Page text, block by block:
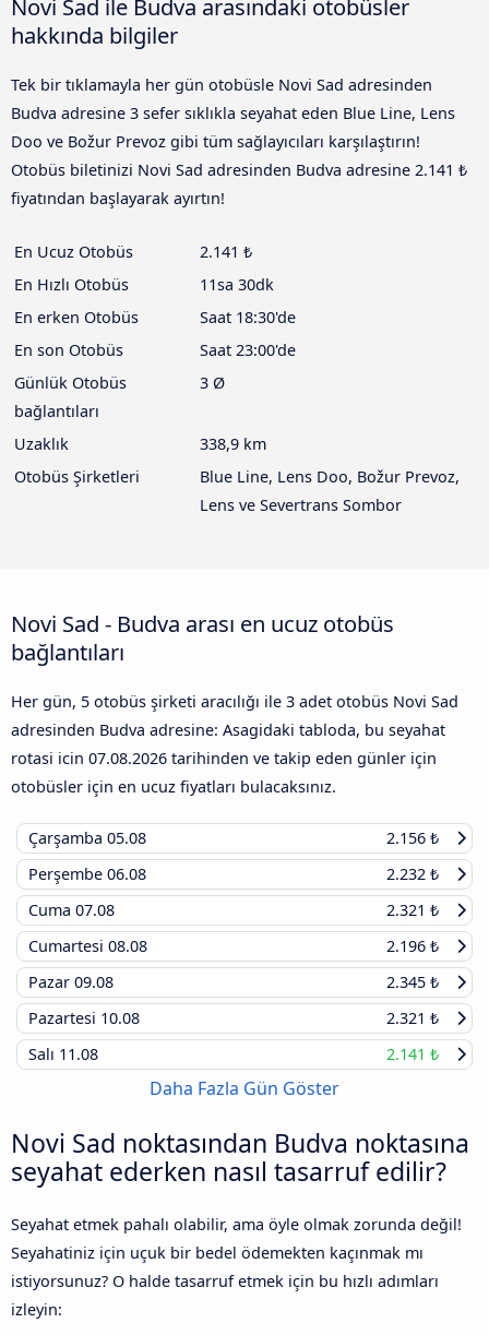
hakkında bilgiler
Tek bir tıklamayla her gün otobüsle Novi Sad adresinden
Budva adresine 3 sefer sıklıkla seyahat eden Blue Line, Lens
Doo ve Božur Prevoz gibi tüm sağlayıcıları karşılaştırın!
Otobüs biletinizi Novi Sad adresinden Budva adresine 2.141 ₺
fiyatından başlayarak ayırtın!
En Ucuz Otobüs
2.141 ₺
En Hızlı Otobüs
11sa 30dk
En erken Otobüs
Saat 18:30'de
En son Otobüs
Saat 23:00'de
Günlük Otobüs
bağlantıları
3 Ø
Uzaklık
338,9 km
Otobüs Şirketleri
Blue Line, Lens Doo, Božur Prevoz,
Lens ve Severtrans Sombor
Novi Sad - Budva arası en ucuz otobüs
bağlantıları
Her gün, 5 otobüs şirketi aracılığı ile 3 adet otobüs Novi Sad
adresinden Budva adresine: Asagidaki tabloda, bu seyahat
rotasi icin 07.08.2026 tarihinden ve takip eden günler için
otobüsler için en ucuz fiyatları bulacaksınız.
Çarşamba 05.08
2.156 ₺
Perşembe 06.08
2.232 ₺
Cuma 07.08
2.321 ₺
Cumartesi 08.08
2.196 ₺
Pazar 09.08
2.345 ₺
Pazartesi 10.08
2.321 ₺
Salı 11.08 2.141 ₺
Daha Fazla Gün Göster
Novi Sad noktasından Budva noktasına
seyahat ederken nasıl tasarruf edilir?
Seyahat etmek pahalı olabilir, ama öyle olmak zorunda değil!
Seyahatiniz için uçuk bir bedel ödemekten kaçınmak mı
istiyorsunuz? O halde tasarruf etmek için bu hızlı adımları
izleyin: